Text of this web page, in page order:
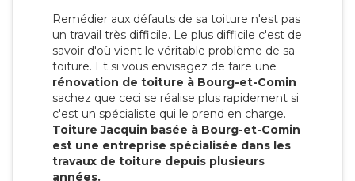
Remédier aux défauts de sa toiture n'est pas
un travail très difficile. Le plus difficile c'est de
savoir d'où vient le véritable problème de sa
toiture. Et si vous envisagez de faire une
rénovation de toiture à Bourg-et-Comin
sachez que ceci se réalise plus rapidement si
c'est un spécialiste qui le prend en charge.
Toiture Jacquin basée à Bourg-et-Comin
est une entreprise spécialisée dans les
travaux de toiture depuis plusieurs
années.